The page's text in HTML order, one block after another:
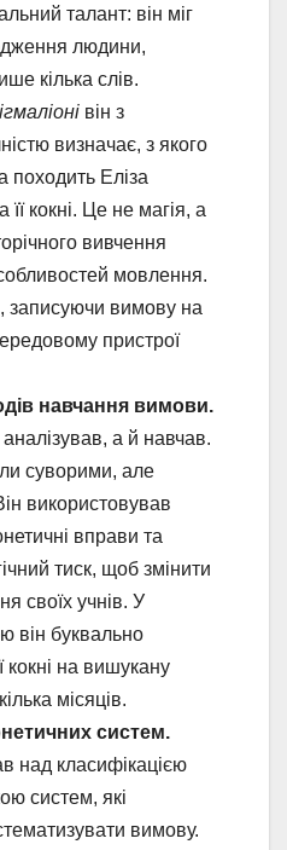
талант: він міг
людини,
кілька слів.
він з
визначає, з якого
походить Еліза
її кокні. Це не магія, а
вивчення
мовлення.
записуючи вимову на
пристрої
навчання вимови.
а й навчав.
суворими, але
використовував
вправи та
тиск, щоб змінити
своїх учнів. У
він буквально
кокні на вишукану
місяців.
систем.
над класифікацією
систем, які
вимову.